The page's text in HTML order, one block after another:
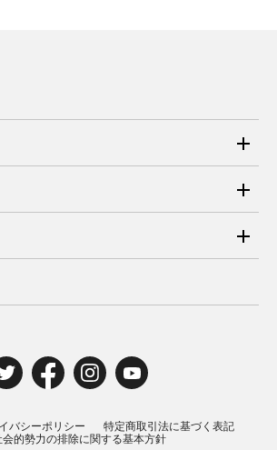
ービス
ービス
卒FIT
ービス・卒FIT電気の売電
ービス・新電力向けサービス
み
バシーポリシー
特定商取引法に基づく表記
会的勢力の排除に関する基本方針